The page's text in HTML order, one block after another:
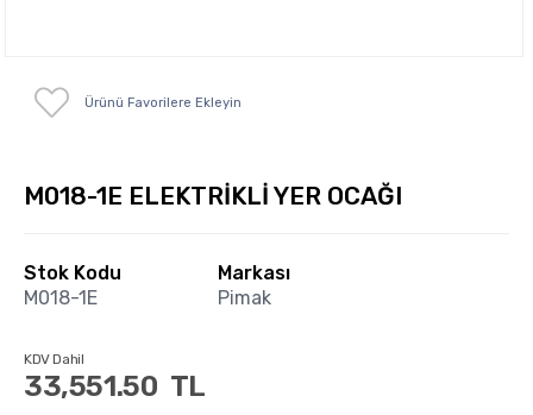
Ürünü Favorilere Ekleyin
M018-1E ELEKTRİKLİ YER OCAĞI
Stok Kodu
M018-1E
Markası
Pimak
33,551.50 TL
KDV Dahil